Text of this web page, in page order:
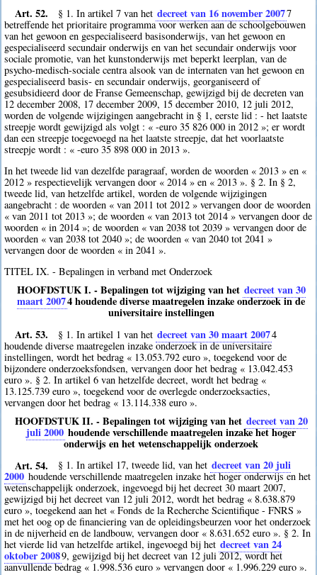
Art. 52.
§ 1. In artikel 7 van het decreet van 16 november 20077
betreffende het prioritaire programma voor werken aan de schoolgebouwen
van het gewoon en gespecialiseerd basisonderwijs, van het gewoon en
gespecialiseerd secundair onderwijs en van het secundair onderwijs voor
sociale promotie, van het kunstonderwijs met beperkt leerplan, van de
psycho-medisch-sociale centra alsook van de internaten van het gewoon en
gespecialiseerd basis- en secundair onderwijs, georganiseerd of
gesubsidieerd door de Franse Gemeenschap, gewijzigd bij de decreten van
12 december 2008, 17 december 2009, 15 december 2010, 12 juli 2012,
worden de volgende wijzigingen aangebracht in § 1, eerste lid : - het laatste
streepje wordt gewijzigd als volgt : « -euro 35 826 000 in 2012 »; er wordt
dan een streepje toegevoegd na het laatste streepje, dat het voorlaatste
streepje wordt : « -euro 35 898 000 in 2013 ».
In het tweede lid van dezelfde paragraaf, worden de woorden « 2013 » en «
2012 » respectievelijk vervangen door « 2014 » en « 2013 ». § 2. In § 2,
tweede lid, van hetzelfde artikel, worden de volgende wijzigingen
aangebracht : de woorden « van 2011 tot 2012 » vervangen door de woorden
« van 2011 tot 2013 »; de woorden « van 2013 tot 2014 » vervangen door de
woorden « in 2014 »; de woorden « van 2038 tot 2039 » vervangen door de
woorden « van 2038 tot 2040 »; de woorden « van 2040 tot 2041 »
vervangen door de woorden « in 2041 ».
TITEL IX. - Bepalingen in verband met Onderzoek
HOOFDSTUK I. - Bepalingen tot wijziging van het decreet van 30
maart 20074houdende diverse maatregelen inzake onderzoek in de
universitaire instellingen
Art. 53.
§ 1. In artikel 1 van het decreet van 30 maart 20074
houdende diverse maatregelen inzake onderzoek in de universitaire
instellingen, wordt het bedrag « 13.053.792 euro », toegekend voor de
bijzondere onderzoeksfondsen, vervangen door het bedrag « 13.042.453
euro ». § 2. In artikel 6 van hetzelfde decreet, wordt het bedrag «
13.125.739 euro », toegekend voor de overlegde onderzoeksacties,
vervangen door het bedrag « 13.114.338 euro ».
HOOFDSTUK II. - Bepalingen tot wijziging van het decreet van 20
juli 2000 houdende verschillende maatregelen inzake het hoger
onderwijs en het wetenschappelijk onderzoek
Art. 54.
§ 1. In artikel 17, tweede lid, van het decreet van 20 juli
2000 houdende verschillende maatregelen inzake het hoger onderwijs en het
wetenschappelijk onderzoek, ingevoegd bij het decreet 30 maart 2007,
gewijzigd bij het decreet van 12 juli 2012, wordt het bedrag « 8.638.879
euro », toegekend aan het « Fonds de la Recherche Scientifique - FNRS »
met het oog op de financiering van de opleidingsbeurzen voor het onderzoek
in de nijverheid en de landbouw, vervangen door « 8.631.652 euro ». § 2. In
het vierde lid van hetzelfde artikel, ingevoegd bij het decreet van 24
oktober 20089, gewijzigd bij het decreet van 12 juli 2012, wordt het
aanvullende bedrag « 1.998.536 euro » vervangen door « 1.996.229 euro ».